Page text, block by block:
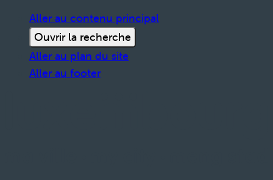
Aller au contenu principal
Ouvrir la recherche
Aller au plan du site
Aller au footer